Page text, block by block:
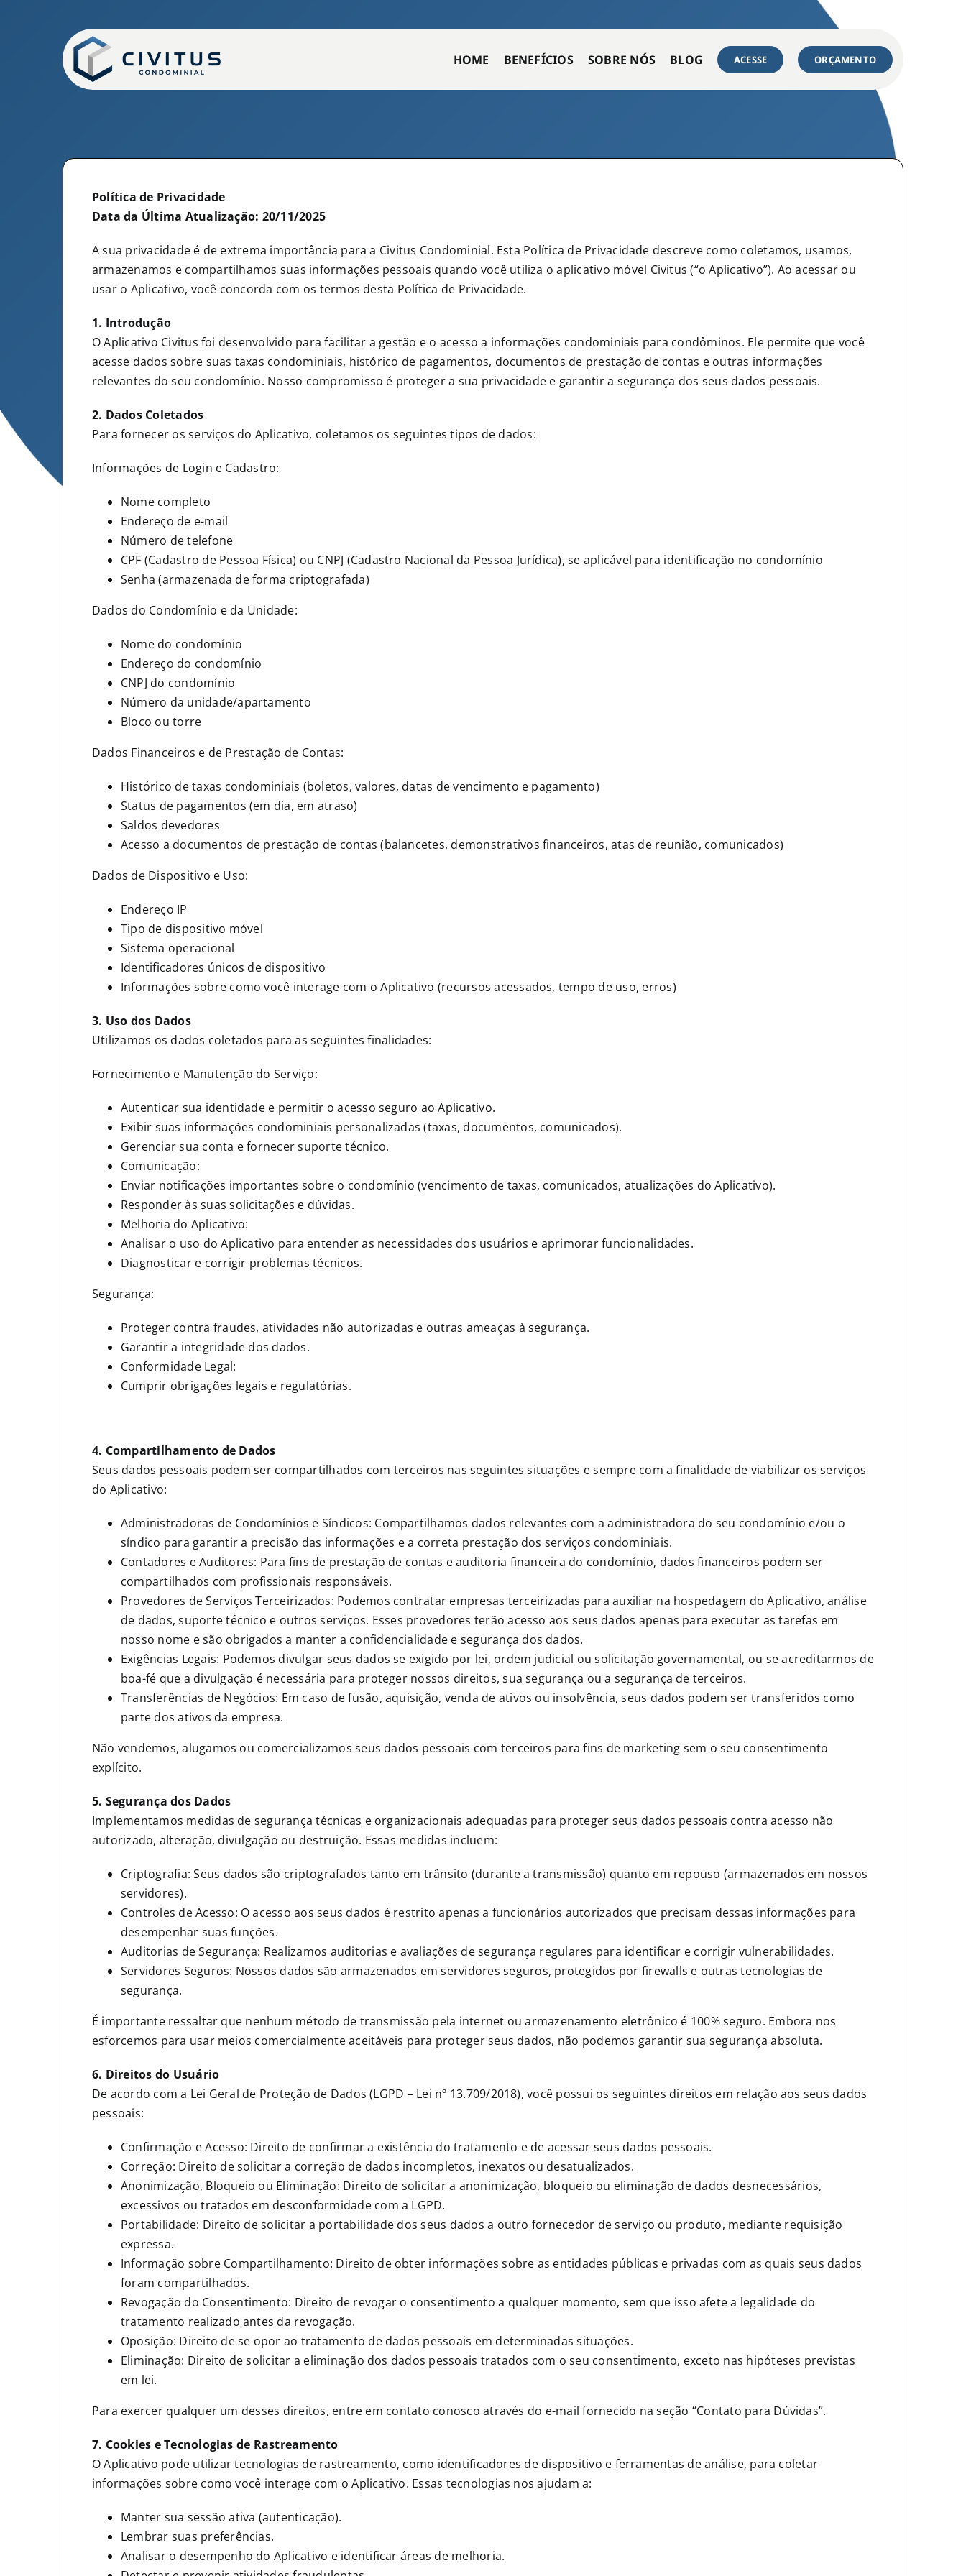
HOME BENEFÍCIOS SOBRE NÓS BLOG ACESSE ORÇAMENTO
Política de Privacidade
Data da Última Atualização: 20/11/2025
A sua privacidade é de extrema importância para a Civitus Condominial. Esta Política de Privacidade descreve como coletamos, usamos,
armazenamos e compartilhamos suas informações pessoais quando você utiliza o aplicativo móvel Civitus (“o Aplicativo”). Ao acessar ou
usar o Aplicativo, você concorda com os termos desta Política de Privacidade.
1. Introdução
O Aplicativo Civitus foi desenvolvido para facilitar a gestão e o acesso a informações condominiais para condôminos. Ele permite que você
acesse dados sobre suas taxas condominiais, histórico de pagamentos, documentos de prestação de contas e outras informações
relevantes do seu condomínio. Nosso compromisso é proteger a sua privacidade e garantir a segurança dos seus dados pessoais.
2. Dados Coletados
Para fornecer os serviços do Aplicativo, coletamos os seguintes tipos de dados:
Informações de Login e Cadastro:
Nome completo
Endereço de e-mail
Número de telefone
CPF (Cadastro de Pessoa Física) ou CNPJ (Cadastro Nacional da Pessoa Jurídica), se aplicável para identificação no condomínio
Senha (armazenada de forma criptografada)
Dados do Condomínio e da Unidade:
Nome do condomínio
Endereço do condomínio
CNPJ do condomínio
Número da unidade/apartamento
Bloco ou torre
Dados Financeiros e de Prestação de Contas:
Histórico de taxas condominiais (boletos, valores, datas de vencimento e pagamento)
Status de pagamentos (em dia, em atraso)
Saldos devedores
Acesso a documentos de prestação de contas (balancetes, demonstrativos financeiros, atas de reunião, comunicados)
Dados de Dispositivo e Uso:
Endereço IP
Tipo de dispositivo móvel
Sistema operacional
Identificadores únicos de dispositivo
Informações sobre como você interage com o Aplicativo (recursos acessados, tempo de uso, erros)
3. Uso dos Dados
Utilizamos os dados coletados para as seguintes finalidades:
Fornecimento e Manutenção do Serviço:
Autenticar sua identidade e permitir o acesso seguro ao Aplicativo.
Exibir suas informações condominiais personalizadas (taxas, documentos, comunicados).
Gerenciar sua conta e fornecer suporte técnico.
Comunicação:
Enviar notificações importantes sobre o condomínio (vencimento de taxas, comunicados, atualizações do Aplicativo).
Responder às suas solicitações e dúvidas.
Melhoria do Aplicativo:
Analisar o uso do Aplicativo para entender as necessidades dos usuários e aprimorar funcionalidades.
Diagnosticar e corrigir problemas técnicos.
Segurança:
Proteger contra fraudes, atividades não autorizadas e outras ameaças à segurança.
Garantir a integridade dos dados.
Conformidade Legal:
Cumprir obrigações legais e regulatórias.
4. Compartilhamento de Dados
Seus dados pessoais podem ser compartilhados com terceiros nas seguintes situações e sempre com a finalidade de viabilizar os serviços
do Aplicativo:
Administradoras de Condomínios e Síndicos: Compartilhamos dados relevantes com a administradora do seu condomínio e/ou o
síndico para garantir a precisão das informações e a correta prestação dos serviços condominiais.
Contadores e Auditores: Para fins de prestação de contas e auditoria financeira do condomínio, dados financeiros podem ser
compartilhados com profissionais responsáveis.
Provedores de Serviços Terceirizados: Podemos contratar empresas terceirizadas para auxiliar na hospedagem do Aplicativo, análise
de dados, suporte técnico e outros serviços. Esses provedores terão acesso aos seus dados apenas para executar as tarefas em
nosso nome e são obrigados a manter a confidencialidade e segurança dos dados.
Exigências Legais: Podemos divulgar seus dados se exigido por lei, ordem judicial ou solicitação governamental, ou se acreditarmos de
boa-fé que a divulgação é necessária para proteger nossos direitos, sua segurança ou a segurança de terceiros.
Transferências de Negócios: Em caso de fusão, aquisição, venda de ativos ou insolvência, seus dados podem ser transferidos como
parte dos ativos da empresa.
Não vendemos, alugamos ou comercializamos seus dados pessoais com terceiros para fins de marketing sem o seu consentimento
explícito.
5. Segurança dos Dados
Implementamos medidas de segurança técnicas e organizacionais adequadas para proteger seus dados pessoais contra acesso não
autorizado, alteração, divulgação ou destruição. Essas medidas incluem:
Criptografia: Seus dados são criptografados tanto em trânsito (durante a transmissão) quanto em repouso (armazenados em nossos
servidores).
Controles de Acesso: O acesso aos seus dados é restrito apenas a funcionários autorizados que precisam dessas informações para
desempenhar suas funções.
Auditorias de Segurança: Realizamos auditorias e avaliações de segurança regulares para identificar e corrigir vulnerabilidades.
Servidores Seguros: Nossos dados são armazenados em servidores seguros, protegidos por firewalls e outras tecnologias de
segurança.
É importante ressaltar que nenhum método de transmissão pela internet ou armazenamento eletrônico é 100% seguro. Embora nos
esforcemos para usar meios comercialmente aceitáveis para proteger seus dados, não podemos garantir sua segurança absoluta.
6. Direitos do Usuário
De acordo com a Lei Geral de Proteção de Dados (LGPD – Lei nº 13.709/2018), você possui os seguintes direitos em relação aos seus dados
pessoais:
Confirmação e Acesso: Direito de confirmar a existência do tratamento e de acessar seus dados pessoais.
Correção: Direito de solicitar a correção de dados incompletos, inexatos ou desatualizados.
Anonimização, Bloqueio ou Eliminação: Direito de solicitar a anonimização, bloqueio ou eliminação de dados desnecessários,
excessivos ou tratados em desconformidade com a LGPD.
Portabilidade: Direito de solicitar a portabilidade dos seus dados a outro fornecedor de serviço ou produto, mediante requisição
expressa.
Informação sobre Compartilhamento: Direito de obter informações sobre as entidades públicas e privadas com as quais seus dados
foram compartilhados.
Revogação do Consentimento: Direito de revogar o consentimento a qualquer momento, sem que isso afete a legalidade do
tratamento realizado antes da revogação.
Oposição: Direito de se opor ao tratamento de dados pessoais em determinadas situações.
Eliminação: Direito de solicitar a eliminação dos dados pessoais tratados com o seu consentimento, exceto nas hipóteses previstas
em lei.
Para exercer qualquer um desses direitos, entre em contato conosco através do e-mail fornecido na seção “Contato para Dúvidas”.
7. Cookies e Tecnologias de Rastreamento
O Aplicativo pode utilizar tecnologias de rastreamento, como identificadores de dispositivo e ferramentas de análise, para coletar
informações sobre como você interage com o Aplicativo. Essas tecnologias nos ajudam a:
Manter sua sessão ativa (autenticação).
Lembrar suas preferências.
Analisar o desempenho do Aplicativo e identificar áreas de melhoria.